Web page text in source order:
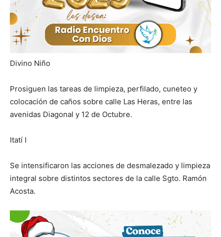
Divino Niño
Prosiguen las tareas de limpieza, perfilado, cuneteo y
colocación de caños sobre calle Las Heras, entre las
avenidas Diagonal y 12 de Octubre.
Itatí I
Se intensificaron las acciones de desmalezado y limpieza
integral sobre distintos sectores de la calle Sgto. Ramón
Acosta.